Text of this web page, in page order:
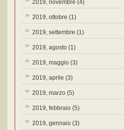
2019, novembre (4)
2019, ottobre (1)
2019, settembre (1)
2019, agosto (1)
2019, maggio (3)
2019, aprile (3)
2019, marzo (5)
2019, febbraio (5)
2019, gennaio (3)